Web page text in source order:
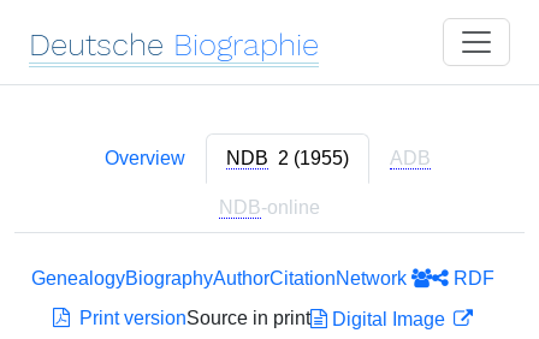
Deutsche Biographie
Overview NDB 2 (1955) ADB
NDB-online
GenealogyBiographyAuthorCitationNetwork
RDF
Print versionSource in print
Digital Image